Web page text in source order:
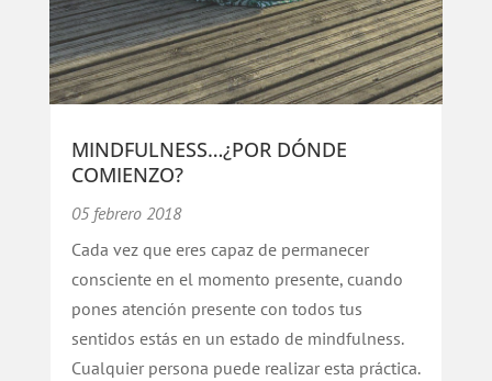
MINDFULNESS…¿POR DÓNDE
COMIENZO?
05 febrero 2018
Cada vez que eres capaz de permanecer
consciente en el momento presente, cuando
pones atención presente con todos tus
sentidos estás en un estado de mindfulness.
Cualquier persona puede realizar esta práctica.